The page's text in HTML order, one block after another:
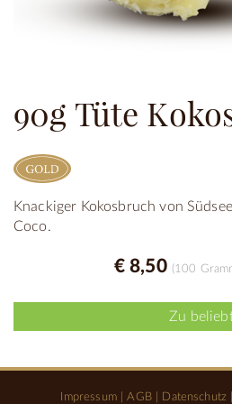
90g Tüte
Knackiger Kokosbruch von
Coco.
€ 8,50 (100
Zu
Impressum|AGB| Datenschutz